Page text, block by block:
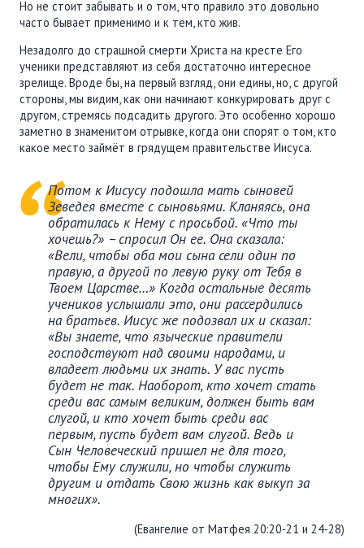
Но не стоит забывать и о том, что правило это довольно
часто бывает применимо и к тем, кто жив.
Незадолго до страшной смерти Христа на кресте Его
ученики представляют из себя достаточно интересное
зрелище. Вроде бы, на первый взгляд, они едины, но, с другой
стороны, мы видим, как они начинают конкурировать друг с
другом, стремясь подсадить другого. Это особенно хорошо
заметно в знаменитом отрывке, когда они спорят о том, кто
какое место займёт в грядущем правительстве Иисуса.
Потом к Иисусу подошла мать сыновей
Зеведея вместе с сыновьями. Кланяясь, она
обратилась к Нему с просьбой. «Что ты
хочешь?» – спросил Он ее. Она сказала:
«Вели, чтобы оба мои сына сели один по
правую, а другой по левую руку от Тебя в
Твоем Царстве…» Когда остальные десять
учеников услышали это, они рассердились
на братьев. Иисус же подозвал их и сказал:
«Вы знаете, что языческие правители
господствуют над своими народами, и
владеет людьми их знать. У вас пусть
будет не так. Наоборот, кто хочет стать
среди вас самым великим, должен быть вам
слугой, и кто хочет быть среди вас
первым, пусть будет вам слугой. Ведь и
Сын Человеческий пришел не для того,
чтобы Ему служили, но чтобы служить
другим и отдать Свою жизнь как выкуп за
многих».
(Евангелие от Матфея 20:20-21 и 24-28)